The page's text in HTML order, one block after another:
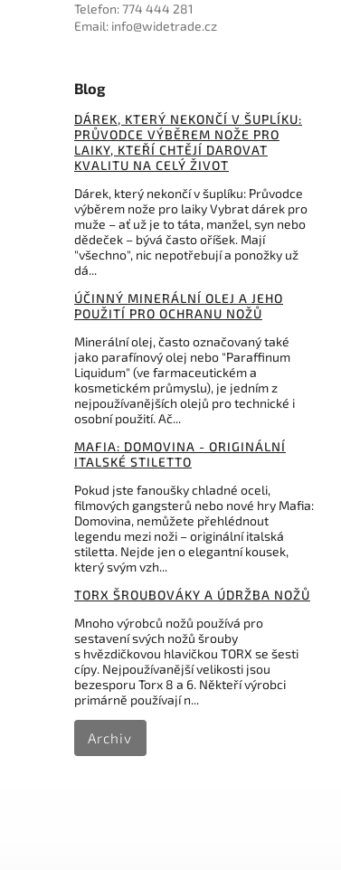
Telefon: 774 444 281
Email: info@widetrade.cz
Blog
DÁREK, KTERÝ NEKONČÍ V ŠUPLÍKU:
PRŮVODCE VÝBĚREM NOŽE PRO
LAIKY, KTEŘÍ CHTĚJÍ DAROVAT
KVALITU NA CELÝ ŽIVOT
Dárek, který nekončí v šuplíku: Průvodce
výběrem nože pro laiky Vybrat dárek pro
muže – ať už je to táta, manžel, syn nebo
dědeček – bývá často oříšek. Mají
"všechno", nic nepotřebují a ponožky už
dá...
ÚČINNÝ MINERÁLNÍ OLEJ A JEHO
POUŽITÍ PRO OCHRANU NOŽŮ
Minerální olej, často označovaný také
jako parafínový olej nebo "Paraffinum
Liquidum" (ve farmaceutickém a
kosmetickém průmyslu), je jedním z
nejpoužívanějších olejů pro technické i
osobní použití. Ač...
MAFIA: DOMOVINA - ORIGINÁLNÍ
ITALSKÉ STILETTO
Pokud jste fanoušky chladné oceli,
filmových gangsterů nebo nové hry Mafia:
Domovina, nemůžete přehlédnout
legendu mezi noži – originální italská
stiletta. Nejde jen o elegantní kousek,
který svým vzh...
TORX ŠROUBOVÁKY A ÚDRŽBA NOŽŮ
Mnoho výrobců nožů používá pro
sestavení svých nožů šrouby
s hvězdičkovou hlavičkou TORX se šesti
cípy. Nejpoužívanější velikosti jsou
bezesporu Torx 8 a 6. Někteří výrobci
primárně používají n...
Archiv
CENA POUZE
PRO KUSY
SKLADEM
–22 %
Fox Knives multifunkční nůž
VULPIS Titan, 4 funkce
1 589 Kč
Do košíku